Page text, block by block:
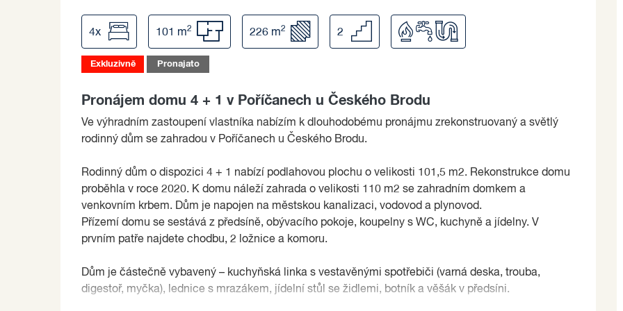
4x 101 m2 226 m2 2
Exkluzivně Pronajato
Pronájem domu 4 + 1 v Poříčanech u Českého Brodu
Ve výhradním zastoupení vlastníka nabízím k dlouhodobému pronájmu zrekonstruovaný a světlý
rodinný dům se zahradou v Poříčanech u Českého Brodu.
Rodinný dům o dispozici 4 + 1 nabízí podlahovou plochu o velikosti 101,5 m2. Rekonstrukce domu
proběhla v roce 2020. K domu náleží zahrada o velikosti 110 m2 se zahradním domkem a
venkovním krbem. Dům je napojen na městskou kanalizaci, vodovod a plynovod.
Přízemí domu se sestává z předsíně, obývacího pokoje, koupelny s WC, kuchyně a jídelny. V
prvním patře najdete chodbu, 2 ložnice a komoru.
Dům je částečně vybavený – kuchyňská linka s vestavěnými spotřebiči (varná deska, trouba,
digestoř, myčka), lednice s mrazákem, jídelní stůl se židlemi, botník a věšák v předsíni.